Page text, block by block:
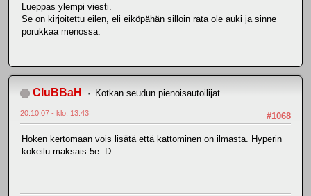
Lueppas ylempi viesti.
Se on kirjoitettu eilen, eli eiköpähän silloin rata ole auki ja sinne
porukkaa menossa.
CluBBaH Kotkan seudun pienoisautoilijat
#1068
20.10.07 - klo: 13.43
Hoken kertomaan vois lisätä että kattominen on ilmasta. Hyperin
kokeilu maksais 5e :D